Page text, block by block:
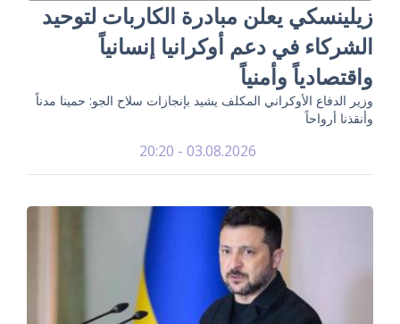
زيلينسكي يعلن مبادرة الكاربات لتوحيد
الشركاء في دعم أوكرانيا إنسانياً
واقتصادياً وأمنياً
وزير الدفاع الأوكراني المكلف يشيد بإنجازات سلاح الجو: حمينا مدناً
وأنقذنا أرواحاً
03.08.2026 - 20:20